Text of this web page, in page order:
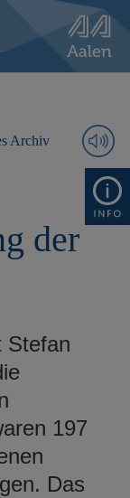
Archiv
der
Stefan
197
Das